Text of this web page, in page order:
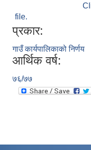
file.
प्रकार:
गाउँ कार्यपालिकाको निर्णय
आर्थिक वर्ष:
७६/७७